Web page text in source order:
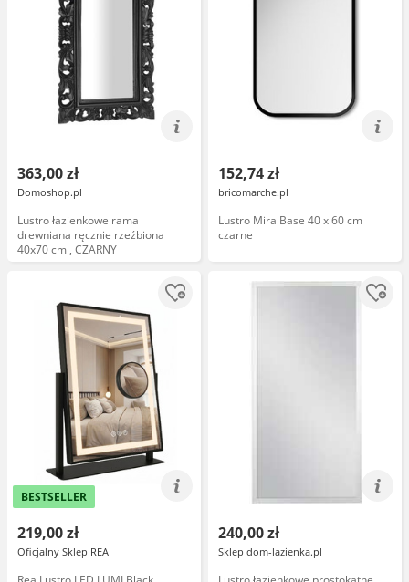
363,00 zł
Domoshop.pl
Lustro łazienkowe rama
drewniana ręcznie rzeźbiona
40x70 cm , CZARNY
152,74 zł
bricomarche.pl
Lustro Mira Base 40 x 60 cm
czarne
BESTSELLER
219,00 zł
Oficjalny Sklep REA
240,00 zł
Sklep dom-lazienka.pl